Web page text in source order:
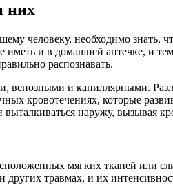
них
человеку, необходимо знать,
и в домашней аптечке, и
распознавать.
и капиллярными.
кровотечениях, которые
наружу, вызывая
мягких тканей или
травмах, и их